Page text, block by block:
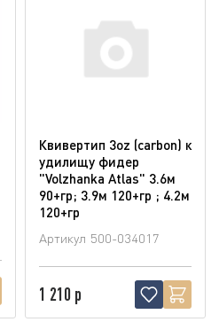
Квивертип 3oz (carbon) к
удилищу фидер
"Volzhanka Atlas" 3.6м
90+гр; 3.9м 120+гр ; 4.2м
120+гр
Артикул 500-034017
1 210 р